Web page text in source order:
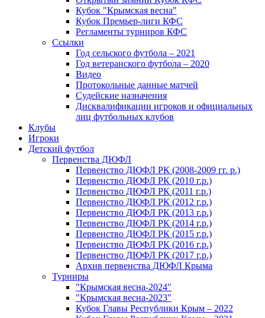
Кубок "Крымская весна"
Кубок Премьер-лиги КФС
Регламенты турниров КФС
Ссылки
Год сельского футбола – 2021
Год ветеранского футбола – 2020
Видео
Протокольные данные матчей
Судейские назначения
Дисквалификации игроков и официальных
лиц футбольных клубов
Клубы
Игроки
Детский футбол
Первенства ДЮФЛ
Первенство ДЮФЛ РК (2008-2009 гг. р.)
Первенство ДЮФЛ РК (2010 г.р.)
Первенство ДЮФЛ РК (2011 г.р.)
Первенство ДЮФЛ РК (2012 г.р.)
Первенство ДЮФЛ РК (2013 г.р.)
Первенство ДЮФЛ РК (2014 г.р.)
Первенство ДЮФЛ РК (2015 г.р.)
Первенство ДЮФЛ РК (2016 г.р.)
Первенство ДЮФЛ РК (2017 г.р.)
Архив первенства ДЮФЛ Крыма
Турниры
"Крымская весна-2024"
"Крымская весна-2023"
Кубок Главы Республики Крым – 2022